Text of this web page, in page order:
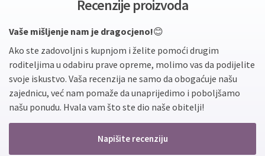
Recenzije proizvoda
Vaše mišljenje nam je dragocjeno!😊
Ako ste zadovoljni s kupnjom i želite pomoći drugim
roditeljima u odabiru prave opreme, molimo vas da podijelite
svoje iskustvo. Vaša recenzija ne samo da obogaćuje našu
zajednicu, već nam pomaže da unaprijedimo i poboljšamo
našu ponudu. Hvala vam što ste dio naše obitelji!
Napišite recenziju